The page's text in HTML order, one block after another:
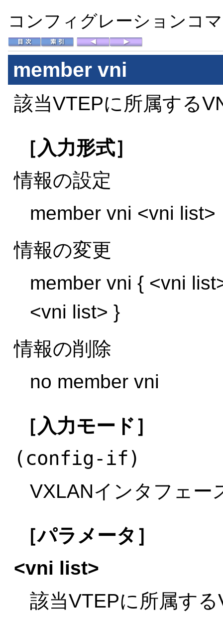
コンフィグレーションコ
member vni
該当VTEPに所属する
［入力形式］
情報の設定
member vni <vni list>
情報の変更
member vni { <vni
<vni list> }
情報の削除
no member vni
［入力モード］
(config-if)
VXLANインタフェー
［パラメータ］
<vni list>
該当VTEPに所属す